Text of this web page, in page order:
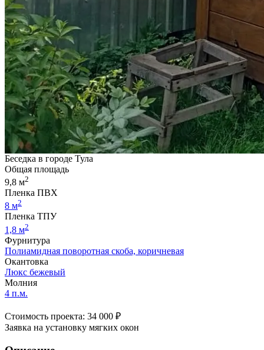
Беседка в городе Тула
Общая площадь
9,8 м2
Пленка ПВХ
8 м2
Пленка ТПУ
1,8 м2
Фурнитура
Полиамидная поворотная скоба, коричневая
Окантовка
Люкс бежевый
Молния
4 п.м.
Стоимость проекта: 34 000 ₽
Заявка на установку мягких окон